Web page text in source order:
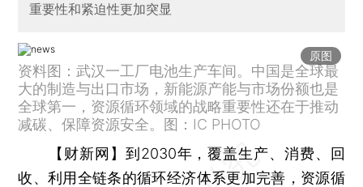
重要性和紧迫性更加突显
原图
资料图：武汉一工厂电池生产车间。中国是全球最
大的制造与出口市场，新能源产能与市场份额也是
全球第一，资源循环领域的战略重要性还在于推动
减碳、保障资源安全。图：IC PHOTO
【财新网】 到2030年，覆盖生产、消费、回
收、利用全链条的循环经济体系更加完善，资源循